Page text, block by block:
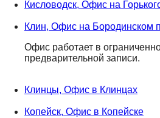
Кисловодск, Офис на
Клин, Офис на Бородинском
Офис работает в
предварительной записи.
Клинцы, Офис в Клинцах
Копейск, Офис в Копейске